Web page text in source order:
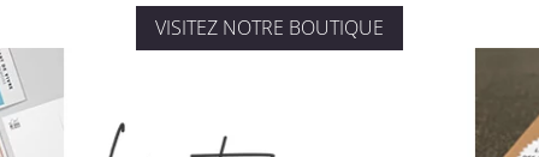
VISITEZ NOTRE BOUTIQUE